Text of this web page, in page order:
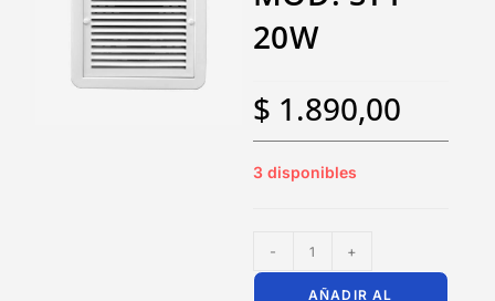
20W
$ 1.890,00
3 disponibles
- +
AÑADIR AL